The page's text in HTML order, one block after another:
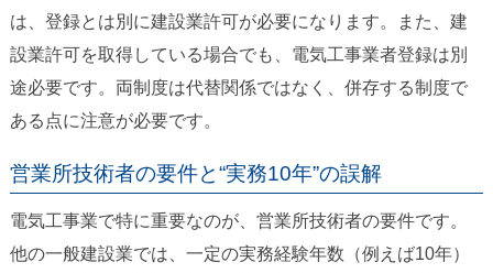
は、登録とは別に建設業許可が必要になります。また、建
設業許可を取得している場合でも、電気工事業者登録は別
途必要です。両制度は代替関係ではなく、併存する制度で
ある点に注意が必要です。
営業所技術者の要件と“実務10年”の誤解
電気工事業で特に重要なのが、営業所技術者の要件です。
他の一般建設業では、一定の実務経験年数（例えば10年）